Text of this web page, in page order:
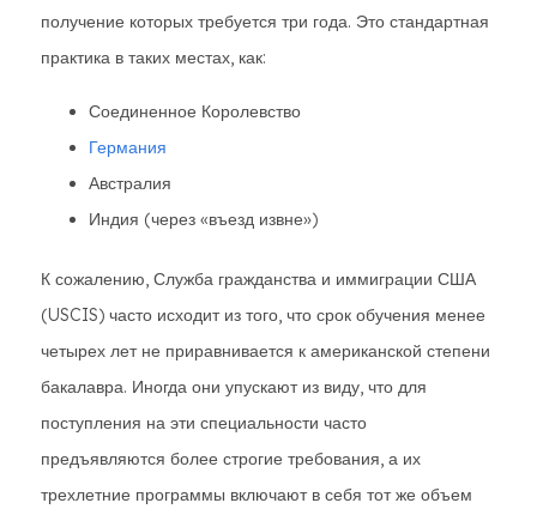
получение которых требуется три года. Это стандартная
практика в таких местах, как:
Соединенное Королевство
Германия
Австралия
Индия (через «въезд извне»)
К сожалению, Служба гражданства и иммиграции США
(USCIS) часто исходит из того, что срок обучения менее
четырех лет не приравнивается к американской степени
бакалавра. Иногда они упускают из виду, что для
поступления на эти специальности часто
предъявляются более строгие требования, а их
трехлетние программы включают в себя тот же объем